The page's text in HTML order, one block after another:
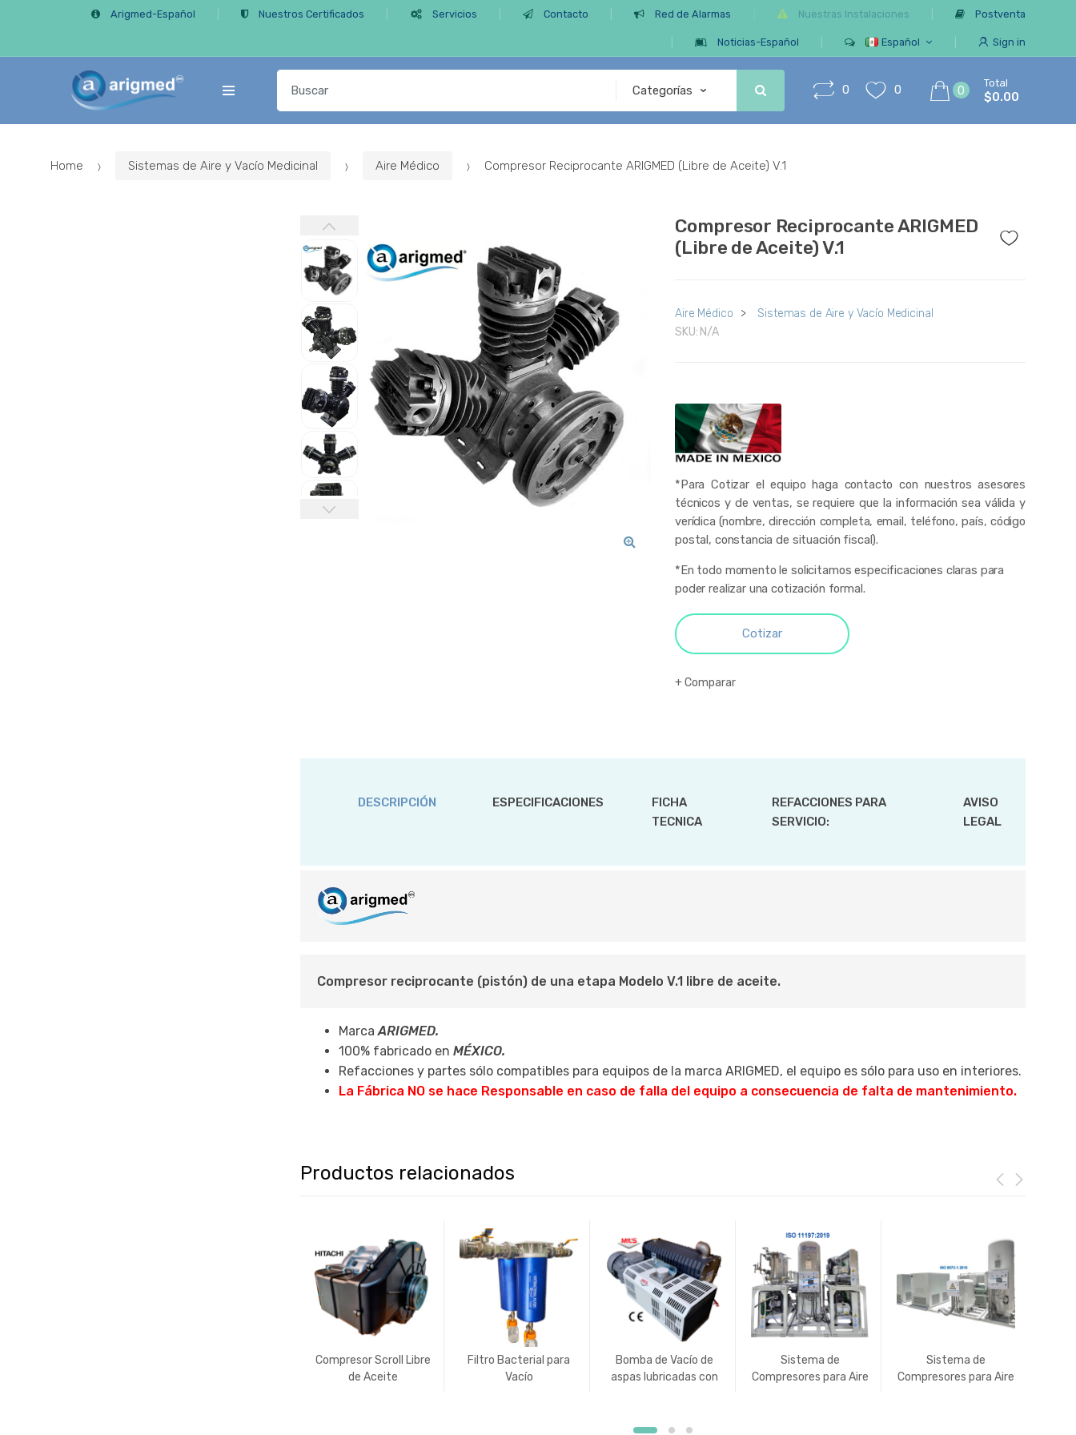
Arigmed-Español Nuestros Certificados Servicios Contacto Red de Alarmas Nuestras Instalaciones Postventa
Noticias-Español Español Sign in
for:
0 0 0
Total
$0.00
Home Sistemas de Aire y Vacío Medicinal Aire Médico Compresor Reciprocante ARIGMED (Libre de Aceite) V.1
Compresor Reciprocante ARIGMED
(Libre de Aceite) V.1
Aire Médico >
Sistemas de Aire y Vacío Medicinal
SKU: N/A
*Para Cotizar el equipo haga contacto con nuestros asesores
técnicos y de ventas, se requiere que la información sea válida y
verídica (nombre, dirección completa, email, teléfono, país, código
postal, constancia de situación fiscal).
*En todo momento le solicitamos especificaciones claras para
poder realizar una cotización formal.
Cotizar
Comparar
DESCRIPCIÓN ESPECIFICACIONES
FICHA
TECNICA
REFACCIONES PARA
SERVICIO:
AVISO
LEGAL
Compresor reciprocante (pistón) de una etapa Modelo V.1 libre de aceite.
MarcaARIGMED.
100% fabricado en MÉXICO.
Refacciones y partes sólo compatibles para equipos de la marca ARIGMED, el equipo es sólo para uso en interiores.
La Fábrica NO se hace Responsable en caso de falla del equipo a consecuencia de falta de mantenimiento.
Productos relacionados
Compresor Scroll Libre
de Aceite
Filtro Bacterial para
Vacío
Bomba de Vacío de
aspas lubricadas con
Sistema de
Compresores para Aire
Sistema de
Compresores para Aire